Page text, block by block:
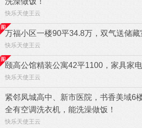
快乐天使王云
万福小区一楼90平34.8万，双气送储藏
快乐天使王云
颐高公馆精装公寓42平1100，家具家
快乐天使王云
紧邻凤城高中、新市医院，书香美域6
全有空调洗衣机，能洗澡做饭！
快乐天使王云